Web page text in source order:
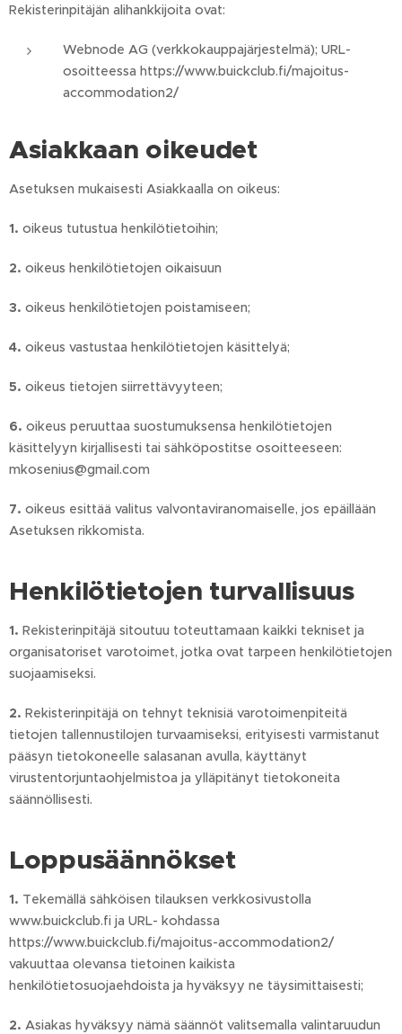
Rekisterinpitäjän alihankkijoita ovat:
Webnode AG (verkkokauppajärjestelmä); URL-
osoitteessa https://www.buickclub.fi/majoitus-
accommodation2/
Asiakkaan oikeudet
Asetuksen mukaisesti Asiakkaalla on oikeus:
1. oikeus tutustua henkilötietoihin;
2. oikeus henkilötietojen oikaisuun
3. oikeus henkilötietojen poistamiseen;
4. oikeus vastustaa henkilötietojen käsittelyä;
5. oikeus tietojen siirrettävyyteen;
6. oikeus peruuttaa suostumuksensa henkilötietojen
käsittelyyn kirjallisesti tai sähköpostitse osoitteeseen:
mkosenius@gmail.com
7. oikeus esittää valitus valvontaviranomaiselle, jos epäillään
Asetuksen rikkomista.
Henkilötietojen turvallisuus
1. Rekisterinpitäjä sitoutuu toteuttamaan kaikki tekniset ja
organisatoriset varotoimet, jotka ovat tarpeen henkilötietojen
suojaamiseksi.
2. Rekisterinpitäjä on tehnyt teknisiä varotoimenpiteitä
tietojen tallennustilojen turvaamiseksi, erityisesti varmistanut
pääsyn tietokoneelle salasanan avulla, käyttänyt
virustentorjuntaohjelmistoa ja ylläpitänyt tietokoneita
säännöllisesti.
Loppusäännökset
1. Tekemällä sähköisen tilauksen verkkosivustolla
www.buickclub.fi ja URL- kohdassa
https://www.buickclub.fi/majoitus-accommodation2/
vakuuttaa olevansa tietoinen kaikista
henkilötietosuojaehdoista ja hyväksyy ne täysimittaisesti;
2. Asiakas hyväksyy nämä säännöt valitsemalla valintaruudun